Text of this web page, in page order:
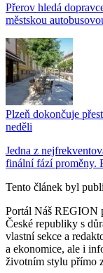
Přerov hledá
městskou
Plzeň dokončuje
neděli
Jedna z
finální fází proměny.
Tento článek byl
Portál Náš REGION
České republiky s
vlastní sekce a
a ekonomice, ale i
životním stylu přímo